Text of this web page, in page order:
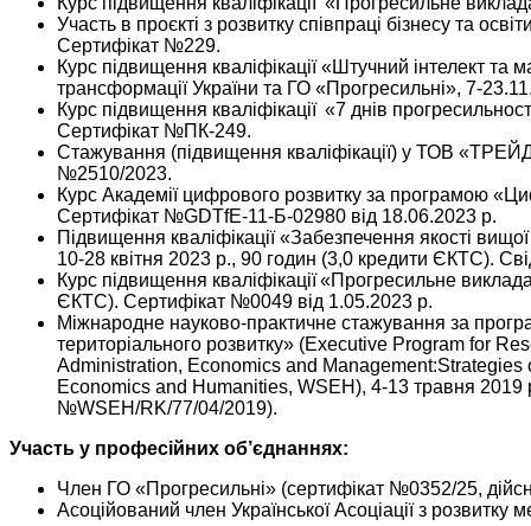
​​Участь в проєкті з розвитку співпраці бізнесу та
Сертифікат №229.​
Курс підвищення кваліфікації «Штучний інтелект та
трансформації України та ГО «Прогресильні», 7-
Курс підвищення кваліфікації «7 днів
Сертифіка​т №ПК-249.​
Стажування (підвищення кваліфікації) у ТОВ
№2510/2023.​
Курс Академії цифрового розвитку за програмою
Сертифікат №GDTfE-11-Б-02980 від 18.06.2023 р.​
Підвищення кваліфікації «Забезпечення якості
10-28 квітня 2023 р., 90 годин (3,0 кредити ЄКТС​).
Курс підвищення кваліфікації «Прогресильне
ЄКТС​). Сертифікат №0049 від 1.05.2023 р.​
​​Міжнародне науково-практичне стажування за
територіального розвитку» (Executive Program for
Administration, Economics and Management:Strategies
Economics and Humanities, WSEH), 4-13 травня
№WSEH/RK/77/04/2019).​
Участь у професійних об’єднаннях:
​​Член ГО «Прогресильні» (сертифікат №​0352/25,
​​Асоційований член Української Асоціації з